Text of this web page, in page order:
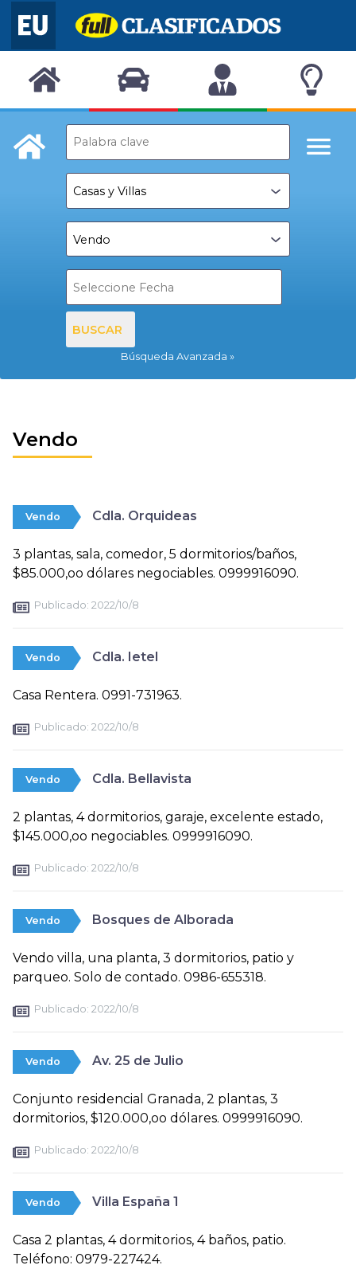
BUSCAR
Búsqueda Avanzada
Vendo
Vendo Cdla. Orquideas
3 plantas, sala, comedor, 5 dormitorios/baños,
$85.000,oo dólares negociables. 0999916090.
Publicado: 2022/10/8
Vendo Cdla. Ietel
Casa Rentera. 0991-731963.
Publicado: 2022/10/8
Vendo Cdla. Bellavista
2 plantas, 4 dormitorios, garaje, excelente estado,
$145.000,oo negociables. 0999916090.
Publicado: 2022/10/8
Vendo Bosques de Alborada
Vendo villa, una planta, 3 dormitorios, patio y
parqueo. Solo de contado. 0986-655318.
Publicado: 2022/10/8
Vendo Av. 25 de Julio
Conjunto residencial Granada, 2 plantas, 3
dormitorios, $120.000,oo dólares. 0999916090.
Publicado: 2022/10/8
Vendo Villa España 1
Casa 2 plantas, 4 dormitorios, 4 baños, patio.
Teléfono: 0979-227424.